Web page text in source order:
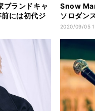
ランドキャ
には初代ジ
Snow
ソロダン
で魅了
2020/09/05